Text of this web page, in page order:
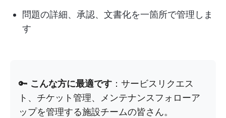
問題の詳細、承認、文書化を一箇所で管理しま
す
🔑 こんな方に最適です ：サービスリクエス
ト、チケット管理、メンテナンスフォローア
ップを管理する施設チームの皆さん。